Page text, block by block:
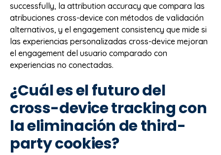
successfully, la attribution accuracy que compara las
atribuciones cross-device con métodos de validación
alternativos, y el engagement consistency que mide si
las experiencias personalizadas cross-device mejoran
el engagement del usuario comparado con
experiencias no conectadas.
¿Cuál es el futuro del
cross-device tracking con
la eliminación de third-
party cookies?